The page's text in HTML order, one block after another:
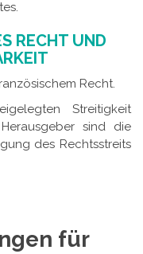
RECHT UND
Recht.
Streitigkeit
sind die
des Rechtsstreits
für